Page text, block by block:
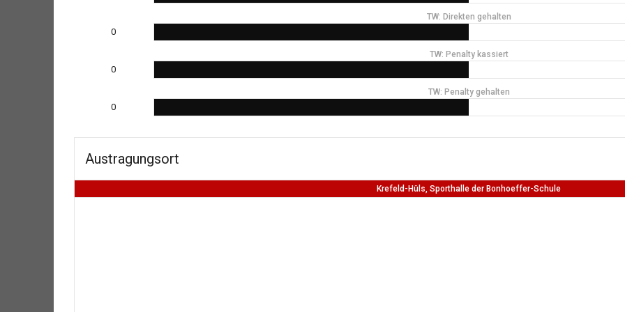
TW: Direkten gehalten
0
TW: Penalty kassiert
0
TW: Penalty gehalten
0
Austragungsort
Krefeld-Hüls, Sporthalle der Bonhoeffer-Schule